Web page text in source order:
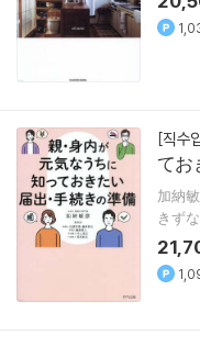
[직수
てお
加納
きず